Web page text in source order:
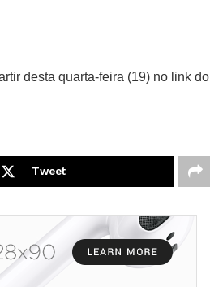
desta quarta-feira (19) no link do
Tweet